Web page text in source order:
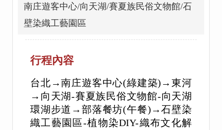
南庄遊客中心/向天湖/賽夏族民俗文物館/石
壁染織工藝園區
行程內容
台北→南庄遊客中心(綠建築)→東河
→向天湖-賽夏族民俗文物館-向天湖
環湖步道→部落餐坊(午餐)→石壁染
織工藝園區-植物染DIY-織布文化解